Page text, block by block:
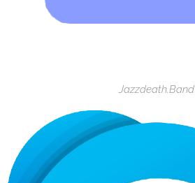
Jazzdeath.Band